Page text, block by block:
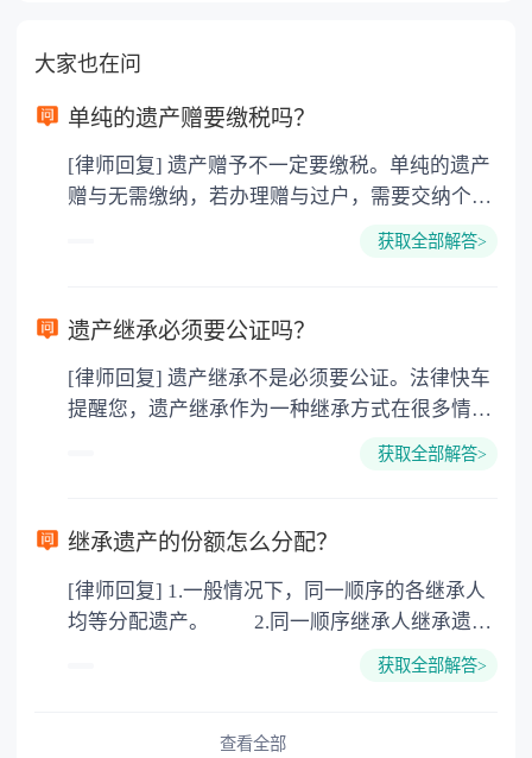
大家也在问
单纯的遗产赠要缴税吗？
[律师回复] 遗产赠予不一定要缴税。单纯的遗产
赠与无需缴纳，若办理赠与过户，需要交纳个人
所得税、契税和公证费。赠与过户是没有增值税
要缴纳公证费，具体如下： 1. 公证费：按房
3. 印花税：按房屋评估价的0.05%缴纳 4. 土
地增值税：按房价1%缴纳 5. 房屋产权登记费：
获取全部解答>
遗产继承必须要公证吗？
[律师回复] 遗产继承不是必须要公证。法律快车
提醒您，遗产继承作为一种继承方式在很多情况
下都是不需要公证的，当然，如果需要公正的也
以防对财产继承发生纠纷，可以对遗产继承进行
公证。
获取全部解答>
继承遗产的份额怎么分配？
[律师回复] 1.一般情况下，同一顺序的各继承人
均等分配遗产。 2.同一顺序继承人继承遗产
或者与被继承人共同生活的继承人，分配遗产
获取全部解答>
查看全部